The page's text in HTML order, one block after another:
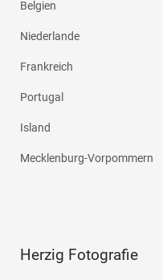
Belgien
Niederlande
Frankreich
Portugal
Island
Mecklenburg-Vorpommern
Herzig Fotografie